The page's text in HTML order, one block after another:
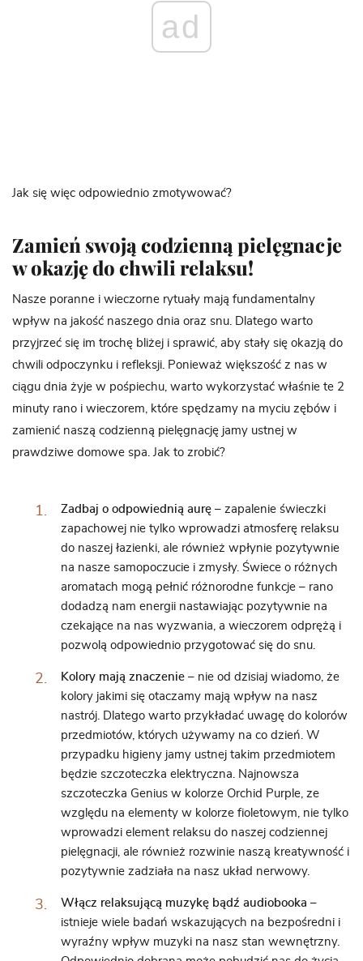
ad
Jak się więc odpowiednio zmotywować?
Zamień swoją codzienną pielęgnacje
w okazję do chwili relaksu!
Nasze poranne i wieczorne rytuały mają fundamentalny
wpływ na jakość naszego dnia oraz snu. Dlatego warto
przyjrzeć się im trochę bliżej i sprawić, aby stały się okazją do
chwili odpoczynku i refleksji. Ponieważ większość z nas w
ciągu dnia żyje w pośpiechu, warto wykorzystać właśnie te 2
minuty rano i wieczorem, które spędzamy na myciu zębów i
zamienić naszą codzienną pielęgnację jamy ustnej w
prawdziwe domowe spa. Jak to zrobić?
Zadbaj o odpowiednią aurę – zapalenie świeczki
zapachowej nie tylko wprowadzi atmosferę relaksu
do naszej łazienki, ale również wpłynie pozytywnie
na nasze samopoczucie i zmysły. Świece o różnych
aromatach mogą pełnić różnorodne funkcje – rano
dodadzą nam energii nastawiając pozytywnie na
czekające na nas wyzwania, a wieczorem odprężą i
pozwolą odpowiednio przygotować się do snu.
Kolory mają znaczenie – nie od dzisiaj wiadomo, że
kolory jakimi się otaczamy mają wpływ na nasz
nastrój. Dlatego warto przykładać uwagę do kolorów
przedmiotów, których używamy na co dzień. W
przypadku higieny jamy ustnej takim przedmiotem
będzie szczoteczka elektryczna. Najnowsza
szczoteczka Genius w kolorze Orchid Purple, ze
względu na elementy w kolorze fioletowym, nie tylko
wprowadzi element relaksu do naszej codziennej
pielęgnacji, ale również rozwinie naszą kreatywność i
pozytywnie zadziała na nasz układ nerwowy.
Włącz relaksującą muzykę bądź audiobooka –
istnieje wiele badań wskazujących na bezpośredni i
wyraźny wpływ muzyki na nasz stan wewnętrzny.